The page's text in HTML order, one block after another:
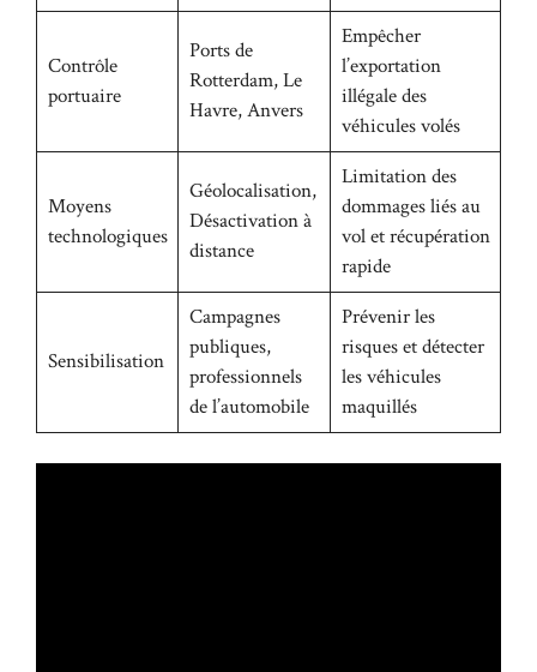
Contrôle
portuaire
Ports de
Rotterdam, Le
Havre, Anvers
Empêcher
l’exportation
illégale des
véhicules volés
Moyens
technologiques
Géolocalisation,
Désactivation à
distance
Limitation des
dommages liés au
vol et récupération
rapide
Sensibilisation
Campagnes
publiques,
professionnels
de l’automobile
Prévenir les
risques et détecter
les véhicules
maquillés